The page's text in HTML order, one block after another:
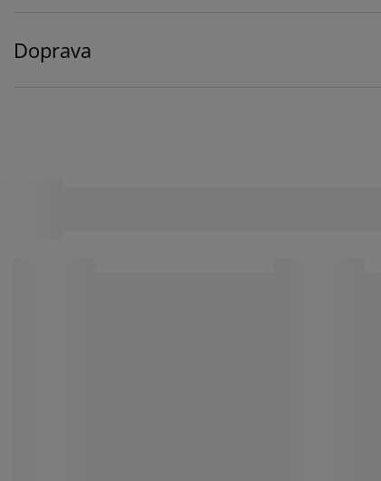
Doprava